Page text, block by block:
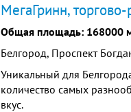
МегаГринн,
Общая площадь: 168000
Белгород, Проспект
Уникальный для
количество самых
вкус.